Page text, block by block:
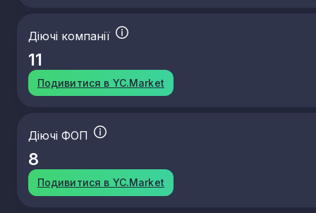
Діючі компанії
11
Подивитися в YC.Market
Діючі ФОП
8
Подивитися в YC.Market